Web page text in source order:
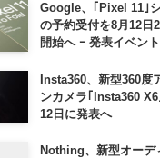
Google、｢Pixel 11｣
の予約受付を8月12日
開始へ ｰ 発表イベン
Insta360、新型360度
ンカメラ｢Insta360 X6
12日に発表へ
Nothing、新型オーデ